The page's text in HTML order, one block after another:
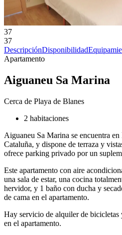
37
37
DescripciónDisponibilidad
Apartamento
Aiguaneu Sa Marina
Cerca de Playa de Blanes
2 habitaciones
Aiguaneu Sa Marina se encuentra
Cataluña, y dispone de terraza y
ofrece parking privado por un
Este apartamento con aire
una sala de estar, una cocina
hervidor, y 1 baño con ducha y
de cama en el apartamento.
Hay servicio de alquiler de
en el apartamento.